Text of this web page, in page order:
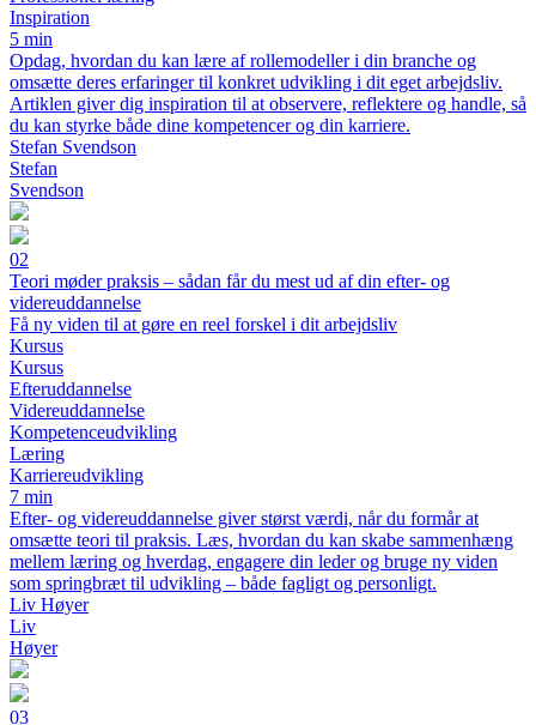
Inspiration
5 min
Opdag, hvordan du kan lære af rollemodeller i din branche og
omsætte deres erfaringer til konkret udvikling i dit eget arbejdsliv.
Artiklen giver dig inspiration til at observere, reflektere og handle, så
du kan styrke både dine kompetencer og din karriere.
Stefan Svendson
Stefan
Svendson
02
Teori møder praksis – sådan får du mest ud af din efter- og
videreuddannelse
Få ny viden til at gøre en reel forskel i dit arbejdsliv
Kursus
Kursus
Efteruddannelse
Videreuddannelse
Kompetenceudvikling
Læring
Karriereudvikling
7 min
Efter- og videreuddannelse giver størst værdi, når du formår at
omsætte teori til praksis. Læs, hvordan du kan skabe sammenhæng
mellem læring og hverdag, engagere din leder og bruge ny viden
som springbræt til udvikling – både fagligt og personligt.
Liv Høyer
Liv
Høyer
03